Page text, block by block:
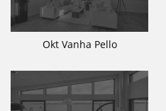
Okt Vanha Pello